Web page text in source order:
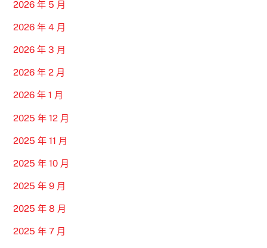
2026 年 5 月
2026 年 4 月
2026 年 3 月
2026 年 2 月
2026 年 1 月
2025 年 12 月
2025 年 11 月
2025 年 10 月
2025 年 9 月
2025 年 8 月
2025 年 7 月